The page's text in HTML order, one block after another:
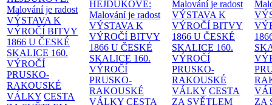
Malování je radost
VÝSTAVA K
VÝROČÍ BITVY
1866 U ČESKÉ
SKALICE 160.
VÝROČÍ
PRUSKO-
RAKOUSKÉ
VÁLKY CESTA
HEJDUKOVÉ:
Malování je radost
VÝSTAVA K
VÝROČÍ BITVY
1866 U ČESKÉ
SKALICE 160.
VÝROČÍ
PRUSKO-
RAKOUSKÉ
VÁLKY CESTA
Malování je radost
VÝSTAVA K
VÝROČÍ BITVY
1866 U ČESKÉ
SKALICE 160.
VÝROČÍ
PRUSKO-
RAKOUSKÉ
VÁLKY CESTA
ZA SVĚTLEM
ZA